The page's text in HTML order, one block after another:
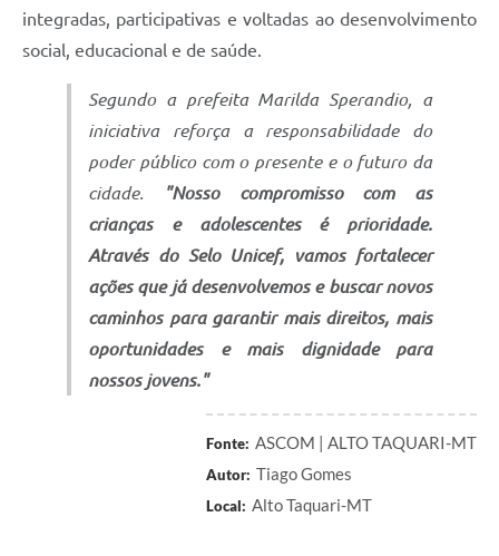
integradas, participativas e voltadas ao desenvolvimento
social, educacional e de saúde.
Segundo a prefeita Marilda Sperandio, a
iniciativa reforça a responsabilidade do
poder público com o presente e o futuro da
cidade.
"Nosso compromisso com as
crianças e adolescentes é prioridade.
Através do Selo Unicef, vamos fortalecer
ações que já desenvolvemos e buscar novos
caminhos para garantir mais direitos, mais
oportunidades e mais dignidade para
nossos jovens."
Fonte: ASCOM | ALTO TAQUARI-MT
Autor: Tiago Gomes
Local: Alto Taquari-MT